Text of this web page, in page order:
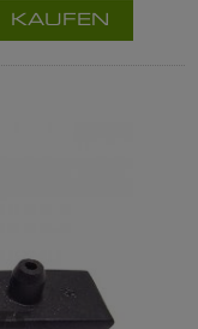
KAUFEN